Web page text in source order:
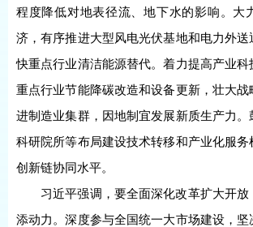
程度降低对地表径流、地下水的影响。大
济，有序推进大型风电光伏基地和电力外送
快重点行业清洁能源替代。着力提高产业科
重点行业节能降碳改造和设备更新，壮大
进制造业集群，因地制宜发展新质生产力。
科研院所等布局建设技术转移和产业化服
创新链协同水平。
习近平强调，要全面深化改革扩大开
添动力。深度参与全国统一大市场建设，坚